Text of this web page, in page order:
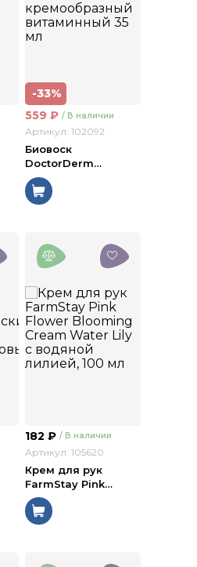
-33%
559 ₽ / В наличии
Артикул: 102092
Биовоск
DoctorDerm…
182 ₽ / В наличии
Артикул: 105620
Крем для рук
FarmStay Pink…